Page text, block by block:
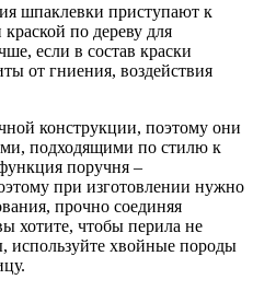
шпаклевки приступают к
по дереву для
если в состав краски
от гниения, воздействия
конструкции, поэтому они
подходящими по стилю к
поручня –
при изготовлении нужно
прочно соединяя
хотите, чтобы перила не
используйте хвойные породы